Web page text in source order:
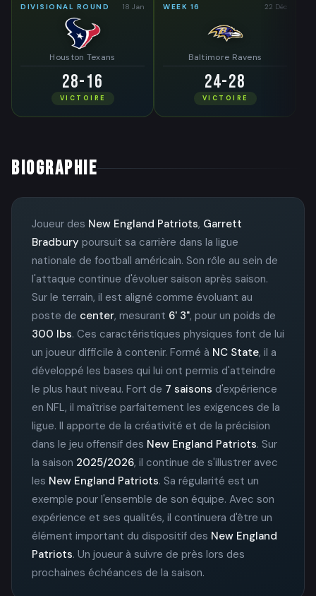
DIVISIONAL ROUND 18 Jan
Houston Texans
28-16
VICTOIRE
WEEK 16 22 Déc
Baltimore Ravens
24-28
VICTOIRE
BIOGRAPHIE
Joueur des New England Patriots, Garrett
Bradbury poursuit sa carrière dans la ligue
nationale de football américain. Son rôle au sein de
l'attaque continue d'évoluer saison après saison.
Sur le terrain, il est aligné comme évoluant au
poste de center, mesurant 6' 3", pour un poids de
300 lbs. Ces caractéristiques physiques font de lui
un joueur difficile à contenir. Formé à NC State, il a
développé les bases qui lui ont permis d'atteindre
le plus haut niveau. Fort de 7 saisons d'expérience
en NFL, il maîtrise parfaitement les exigences de la
ligue. Il apporte de la créativité et de la précision
dans le jeu offensif des New England Patriots. Sur
la saison 2025/2026, il continue de s'illustrer avec
les New England Patriots. Sa régularité est un
exemple pour l'ensemble de son équipe. Avec son
expérience et ses qualités, il continuera d'être un
élément important du dispositif des New England
Patriots. Un joueur à suivre de près lors des
prochaines échéances de la saison.